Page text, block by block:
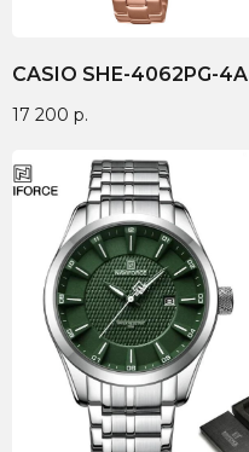
CASIO SHE-4062PG-4A
17 200 р.